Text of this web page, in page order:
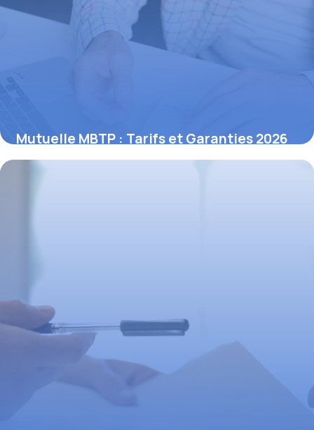
Mutuelle MBTP : Tarifs et Garanties 2026
13 novembre 2025